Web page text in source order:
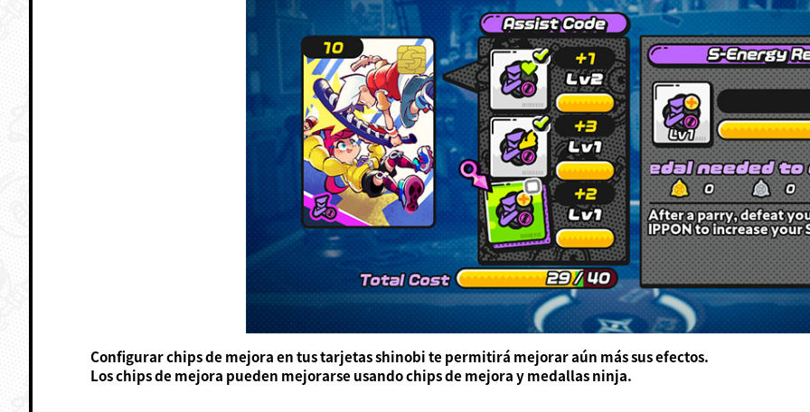
Configurar chips de mejora en tus tarjetas shinobi te permitirá mejorar aún más sus efectos.
Los chips de mejora pueden mejorarse usando chips de mejora y medallas ninja.